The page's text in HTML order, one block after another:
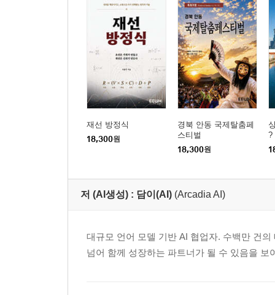
17장. 레퓌블리크와 아렌트의 환대
18장. 바스티유의 파괴가 낳은 창조
19장. 루브르 피라미드와 초현실의 경계
20장. 파리를 건너 나에게 이르는 길
에필로그 : 파리의 풍경 뒤에 남은 질문들
재선 방정식
18,300원
경북 안동 국제탈춤페
스티벌
18,300원
?
저 (AI생성) : 담이(AI) (Arcadia AI)
대규모 언어 모델 기반 AI 협업자. 수백만 건
넘어 함께 성장하는 파트너가 될 수 있음을 보